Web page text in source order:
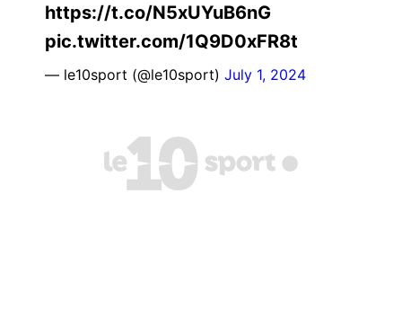
https://t.co/N5xUYuB6nG
pic.twitter.com/1Q9D0xFR8t
— le10sport (@le10sport) July 1, 2024